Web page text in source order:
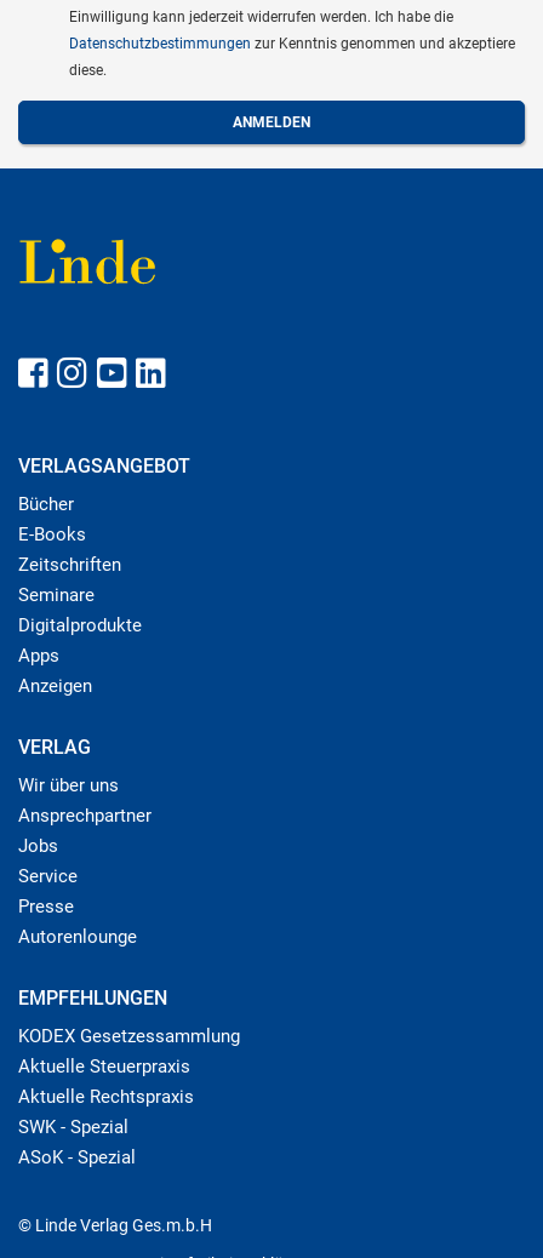
Einwilligung kann jederzeit widerrufen werden. Ich habe die
Datenschutzbestimmungen zur Kenntnis genommen und akzeptiere
diese.
VERLAGSANGEBOT
Bücher
E-Books
Zeitschriften
Seminare
Digitalprodukte
Apps
Anzeigen
VERLAG
Wir über uns
Ansprechpartner
Jobs
Service
Presse
Autorenlounge
EMPFEHLUNGEN
KODEX Gesetzessammlung
Aktuelle Steuerpraxis
Aktuelle Rechtspraxis
SWK - Spezial
ASoK - Spezial
© Linde Verlag Ges.m.b.H